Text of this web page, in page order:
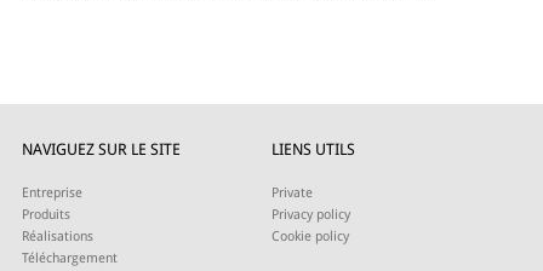
NAVIGUEZ SUR LE SITE
Entreprise
Produits
Réalisations
Téléchargement
LIENS UTILS
Private
Privacy policy
Cookie policy